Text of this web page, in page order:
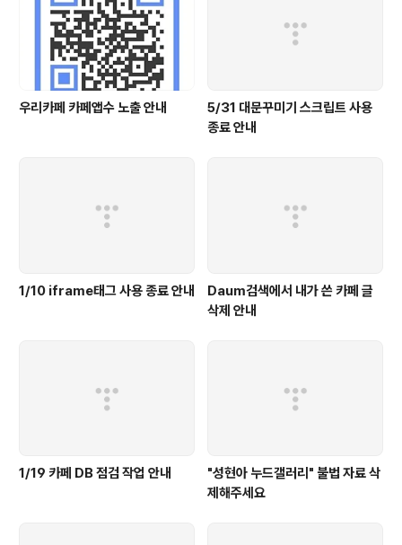
우리카페 카페앱수 노출 안내
5/31 대문꾸미기 스크립트 사용
종료 안내
1/10 iframe태그 사용 종료 안내
Daum검색에서 내가 쓴 카페 글
삭제 안내
1/19 카페 DB 점검 작업 안내
"성현아 누드갤러리" 불법 자료 삭
제해주세요